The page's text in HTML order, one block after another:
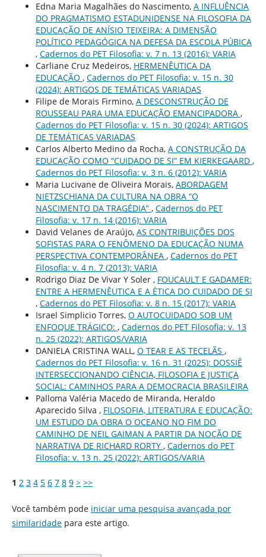
Edna Maria Magalhães do Nascimento, A INFLUÊNCIA
DO PRAGMATISMO ESTADUNIDENSE NA FILOSOFIA DA
EDUCAÇÃO DE ANÍSIO TEIXEIRA: A DIMENSÃO
POLÍTICO PEDAGÓGICA NA DEFESA DA ESCOLA PÚBICA
, Cadernos do PET Filosofia: v. 7 n. 13 (2016): VARIA
Carliane Cruz Medeiros, HERMENÊUTICA DA
EDUCAÇÃO , Cadernos do PET Filosofia: v. 15 n. 30
(2024): ARTIGOS DE TEMÁTICAS VARIADAS
Filipe de Morais Firmino, A DESCONSTRUÇÃO DE
ROUSSEAU PARA UMA EDUCAÇÃO EMANCIPADORA ,
Cadernos do PET Filosofia: v. 15 n. 30 (2024): ARTIGOS
DE TEMÁTICAS VARIADAS
Carlos Alberto Medino da Rocha, A CONSTRUÇÃO DA
EDUCAÇÃO COMO “CUIDADO DE SI” EM KIERKEGAARD ,
Cadernos do PET Filosofia: v. 3 n. 6 (2012): VARIA
Maria Lucivane de Oliveira Morais, ABORDAGEM
NIETZSCHIANA DA CULTURA NA OBRA “O
NASCIMENTO DA TRAGÉDIA” , Cadernos do PET
Filosofia: v. 17 n. 14 (2016): VARIA
David Velanes de Araújo, AS CONTRIBUIÇÕES DOS
SOFISTAS PARA O FENÔMENO DA EDUCAÇÃO NUMA
PERSPECTIVA CONTEMPORÂNEA , Cadernos do PET
Filosofia: v. 4 n. 7 (2013): VARIA
Rodrigo Diaz De Vivar Y Soler , FOUCAULT E GADAMER:
ENTRE A HERMENÊUTICA E A ÉTICA DO CUIDADO DE SI
, Cadernos do PET Filosofia: v. 8 n. 15 (2017): VARIA
Israel Simplicio Torres, O AUTOCUIDADO SOB UM
ENFOQUE TRÁGICO: , Cadernos do PET Filosofia: v. 13
n. 25 (2022): ARTIGOS/VARIA
DANIELA CRISTINA WALL, O TEAR E AS TECELÃS ,
Cadernos do PET Filosofia: v. 16 n. 31 (2025): DOSSIÊ
INTERSECCIONANDO CIÊNCIA, FILOSOFIA E JUSTIÇA
SOCIAL: CAMINHOS PARA A DEMOCRACIA BRASILEIRA
Palloma Valéria Macedo de Miranda, Heraldo
Aparecido Silva , FILOSOFIA, LITERATURA E EDUCAÇÃO:
UM ESTUDO DA OBRA O OCEANO NO FIM DO
CAMINHO DE NEIL GAIMAN A PARTIR DA NOÇÃO DE
NARRATIVA DE RICHARD RORTY , Cadernos do PET
Filosofia: v. 13 n. 25 (2022): ARTIGOS/VARIA
1 2 3 4 5 6 7 8 9 > >>
Você também pode iniciar uma pesquisa avançada por
similaridadepara este artigo.